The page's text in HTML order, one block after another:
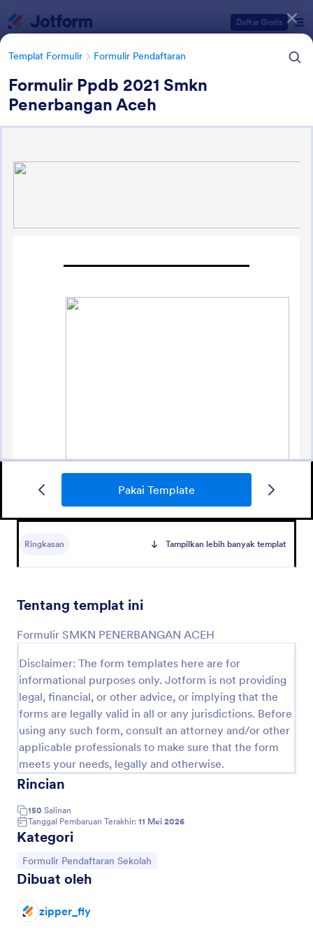
Daftar Gratis
Templat Formulir Formulir Pendaftaran
Formulir Ppdb 2021 Smkn
Penerbangan Aceh
Pakai Template
Ringkasan Tampilkan lebih banyak templat
Tentang templat ini
Formulir SMKN PENERBANGAN ACEH
Disclaimer: The form templates here are for
informational purposes only. Jotform is not providing
legal, financial, or other advice, or implying that the
forms are legally valid in all or any jurisdictions. Before
using any such form, consult an attorney and/or other
applicable professionals to make sure that the form
meets your needs, legally and otherwise.
Rincian
150 Salinan
Tanggal Pembaruan Terakhir: 11 Mei 2026
Kategori
Buka Kategori:
Formulir Pendaftaran Sekolah
Dibuat oleh
zipper_fly
Formulir Pendaftaran Sekolah
Formulir Ppdb 2020
FORMULIR PPDB 2020
Pakai Template
Pratinjau
Kategori Templat Formulir